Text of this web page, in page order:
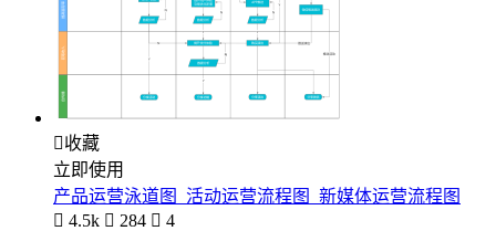
收藏
立即使用
产品运营泳道图_活动运营流程图_新媒体运营流程图
 4.5k  284  4